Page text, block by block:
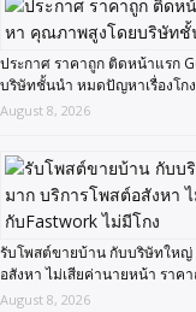
ประกาศ ราคาถูก ติดหน้าแรก
บริษัทชั้นนำ หมดปัญหาเรื่องโกง
August 8, 2026
รับโพสต์ขายบ้าน กับบริษัทใหญ่
อสังหา ไม่เสียค่านายหน้า ราค
August 8, 2026